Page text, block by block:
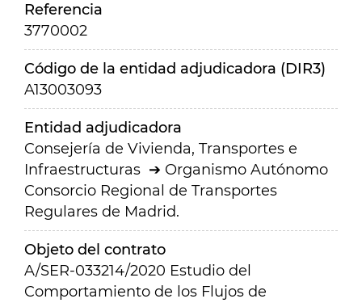
Referencia
3770002
Código de la entidad adjudicadora (DIR3)
A13003093
Entidad adjudicadora
Consejería de Vivienda, Transportes e
Infraestructuras
Organismo Autónomo
Consorcio Regional de Transportes
Regulares de Madrid.
Objeto del contrato
A/SER-033214/2020 Estudio del
Comportamiento de los Flujos de